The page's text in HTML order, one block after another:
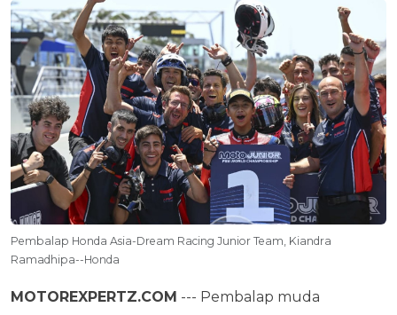
Pembalap Honda Asia-Dream Racing Junior Team, Kiandra
Ramadhipa--Honda
MOTOREXPERTZ.COM --- Pembalap muda